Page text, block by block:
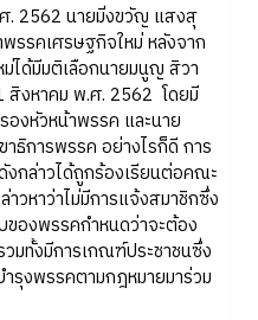
นายมิ่งขวัญ แสงสุ
รรคเศรษฐกิจใหม่ หลังจาก
ได้มีมติเลือกนายมนูญ สิวา
สิงหาคม พ.ศ. 2562 โดยมี
งหัวหน้าพรรค และนาย
ธิการพรรค อย่างไรก็ดี การ
งกล่าวได้ถูกร้องเรียนต่อคณะ
วหาว่าไม่มีการแจ้งสมาชิกซึ่ง
ของพรรคกำหนดว่าจะต้อง
มทั้งมีการเกณฑ์ประชาชนซึ่ง
ำรุงพรรคตามกฎหมายมาร่วม